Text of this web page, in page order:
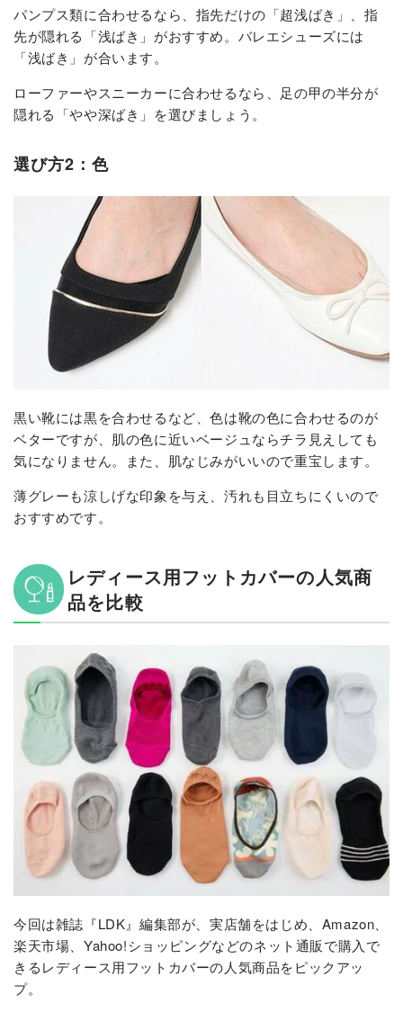
パンプス類に合わせるなら、指先だけの「超浅ばき」、指
先が隠れる「浅ばき」がおすすめ。バレエシューズには
「浅ばき」が合います。
ローファーやスニーカーに合わせるなら、足の甲の半分が
隠れる「やや深ばき」を選びましょう。
選び方2：色
黒い靴には黒を合わせるなど、色は靴の色に合わせるのが
ベターですが、肌の色に近いベージュならチラ見えしても
気になりません。また、肌なじみがいいので重宝します。
薄グレーも涼しげな印象を与え、汚れも目立ちにくいので
おすすめです。
レディース用フットカバーの人気商
品を比較
今回は雑誌『LDK』編集部が、実店舗をはじめ、Amazon、
楽天市場、Yahoo!ショッピングなどのネット通販で購入で
きるレディース用フットカバーの人気商品をピックアッ
プ。